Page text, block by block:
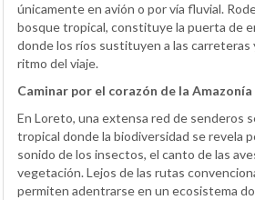
únicamente en avión o por vía fluvial.
bosque tropical, constituye la puerta de
donde los ríos sustituyen a las carreteras
ritmo del viaje.
Caminar por el corazón de la Amazonía
En Loreto, una extensa red de senderos
tropical donde la biodiversidad se revela
sonido de los insectos, el canto de las
vegetación. Lejos de las rutas
permiten adentrarse en un ecosistema